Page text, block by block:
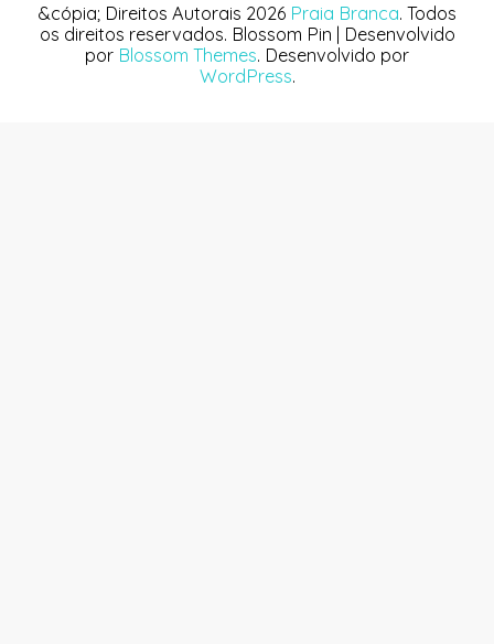
&cópia; Direitos Autorais 2026 Praia Branca. Todos
os direitos reservados. Blossom Pin | Desenvolvido
por Blossom Themes. Desenvolvido por
WordPress.